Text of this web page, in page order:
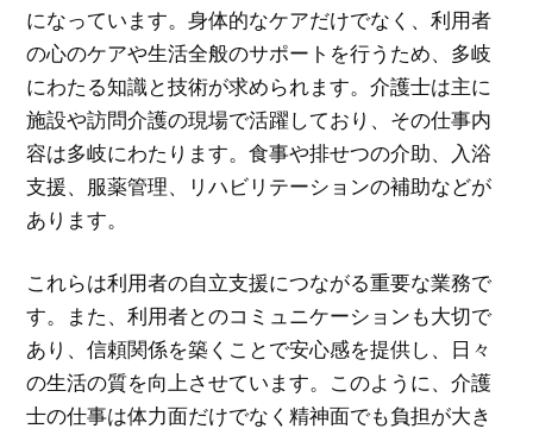
になっています。身体的なケアだけでなく、利用者
の心のケアや生活全般のサポートを行うため、多岐
にわたる知識と技術が求められます。介護士は主に
施設や訪問介護の現場で活躍しており、その仕事内
容は多岐にわたります。食事や排せつの介助、入浴
支援、服薬管理、リハビリテーションの補助などが
あります。
これらは利用者の自立支援につながる重要な業務で
す。また、利用者とのコミュニケーションも大切で
あり、信頼関係を築くことで安心感を提供し、日々
の生活の質を向上させています。このように、介護
士の仕事は体力面だけでなく精神面でも負担が大き